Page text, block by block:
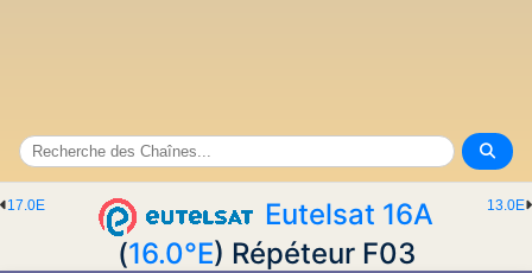
13.0E
17.0E
Eutelsat 16A
(16.0°E) Répéteur F03